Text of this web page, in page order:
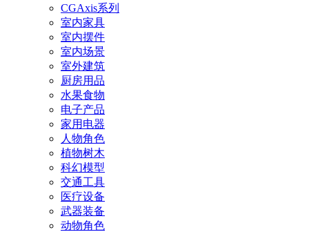
CGAxis系列
室内家具
室内摆件
室内场景
室外建筑
厨房用品
水果食物
电子产品
家用电器
人物角色
植物树木
科幻模型
交通工具
医疗设备
武器装备
动物角色